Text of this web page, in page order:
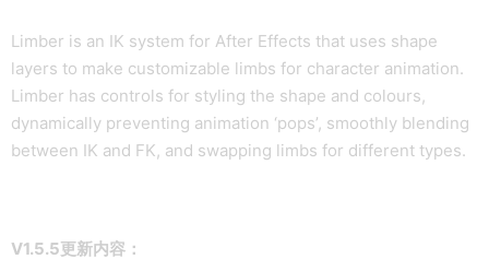
Limber is an IK system for After Effects that uses shape
layers to make customizable limbs for character animation.
Limber has controls for styling the shape and colours,
dynamically preventing animation ‘pops’, smoothly blending
between IK and FK, and swapping limbs for different types.
V1.5.5更新内容：